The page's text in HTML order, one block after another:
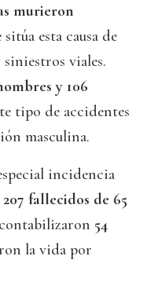
murieron
esta causa de
viales.
y 106
tipo de accidentes
masculina.
incidencia
207 fallecidos de 65
54
la vida por